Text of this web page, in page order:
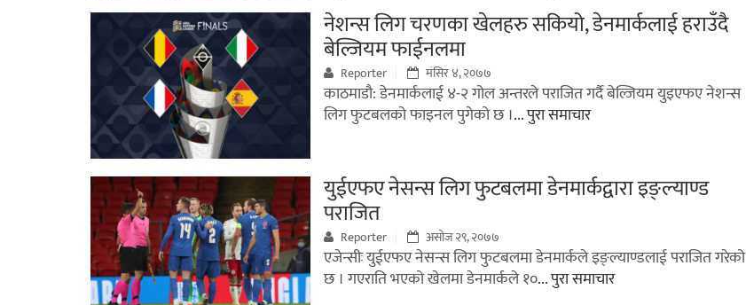
नेशन्स लिग चरणका खेलहरु सकियो, डेनमार्कलाई हराउँदै
बेल्जियम फाईनलमा
Reporter मंसिर ४, २०७७
काठमाडौ: डेनमार्कलाई ४-२ गोल अन्तरले पराजित गर्दै बेल्जियम युइएफए नेशन्स
लिग फुटबलको फाइनल पुगेको छ ।... पुरा समाचार
युईएफए नेसन्स लिग फुटबलमा डेनमार्कद्वारा इङ्ल्याण्ड
पराजित
Reporter असोज २९, २०७७
एजेन्सीः युईएफए नेसन्स लिग फुटबलमा डेनमार्कले इङ्ल्याण्डलाई पराजित गरेको
छ । गएराति भएको खेलमा डेनमार्कले १०... पुरा समाचार